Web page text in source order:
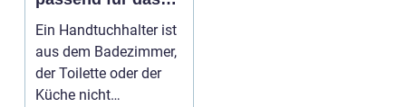
moderne
Badezimmer
Ein Handtuchhalter ist
aus dem Badezimmer,
der Toilette oder der
Küche nicht